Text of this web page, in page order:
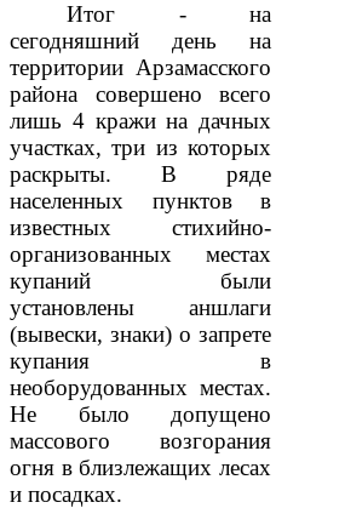
Итог - на
сегодняшний день на
территории Арзамасского
района совершено всего
лишь 4 кражи на дачных
участках, три из которых
раскрыты. В ряде
населенных пунктов в
известных стихийно-
организованных местах
купаний были
установлены аншлаги
(вывески, знаки) о запрете
купания в
необорудованных местах.
Не было допущено
массового возгорания
огня в близлежащих лесах
и посадках.